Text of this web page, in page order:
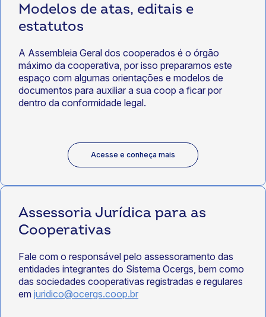
Modelos de atas, editais e
estatutos
A Assembleia Geral dos cooperados é o órgão
máximo da cooperativa, por isso preparamos este
espaço com algumas orientações e modelos de
documentos para auxiliar a sua coop a ficar por
dentro da conformidade legal.
Acesse e conheça mais
Assessoria Jurídica para as
Cooperativas
Fale com o responsável pelo assessoramento das
entidades integrantes do Sistema Ocergs, bem como
das sociedades cooperativas registradas e regulares
em juridico@ocergs.coop.br